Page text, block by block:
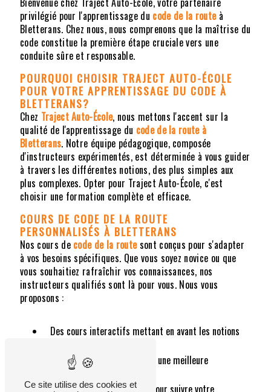
privilégié pour l'apprentissage du code de la routeà
Bletterans. Chez nous, nous comprenons que la maîtrise du
code constitue la première étape cruciale vers une
conduite sûre et responsable.
POURQUOI CHOISIR TRAJECT AUTO-ÉCOLE
POUR VOTRE APPRENTISSAGE DU CODE À
BLETTERANS?
Chez Traject Auto-École, nous mettons l'accent sur la
qualité de l'apprentissage du code de la route à
Bletterans. Notre équipe pédagogique, composée
d'instructeurs expérimentés, est déterminée à vous guider
à travers les différentes notions, des plus simples aux
plus complexes. Opter pour Traject Auto-École, c'est
choisir une formation complète et efficace.
COURS DE CODE DE LA ROUTE
PERSONNALISÉS À BLETTERANS
Nos cours de code de la routesont conçus pour s'adapter
à vos besoins spécifiques. Que vous soyez novice ou que
vous souhaitiez rafraîchir vos connaissances, nos
instructeurs qualifiés sont là pour vous. Nous vous
proposons :
Des cours interactifs mettant en avant les notions
Des sessions pratiques pour une meilleure
assimilation.
Des évaluations régulières pour suivre votre
Ce site utilise des cookies et